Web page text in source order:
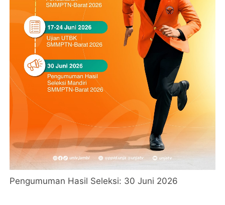
Pengumuman Hasil Seleksi: 30 Juni 2026